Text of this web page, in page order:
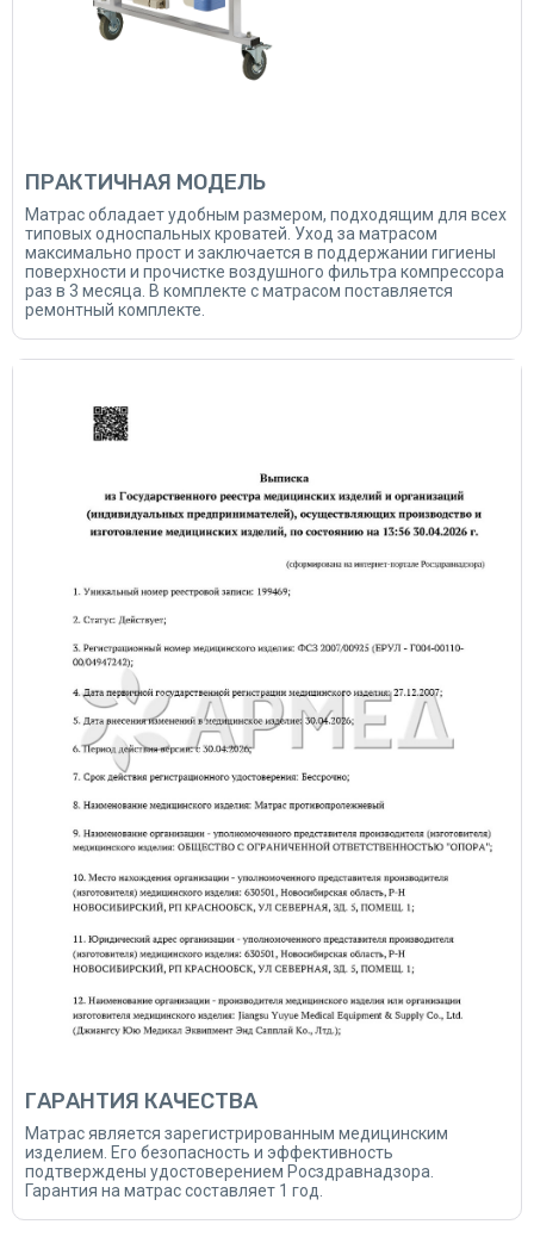
ПРАКТИЧНАЯ МОДЕЛЬ
Матрас обладает удобным размером, подходящим для всех
типовых односпальных кроватей. Уход за матрасом
максимально прост и заключается в поддержании гигиены
поверхности и прочистке воздушного фильтра компрессора
раз в 3 месяца. В комплекте с матрасом поставляется
ремонтный комплекте.
ГАРАНТИЯ КАЧЕСТВА
Матрас является зарегистрированным медицинским
изделием. Его безопасность и эффективность
подтверждены удостоверением Росздравнадзора.
Гарантия на матрас составляет 1 год.